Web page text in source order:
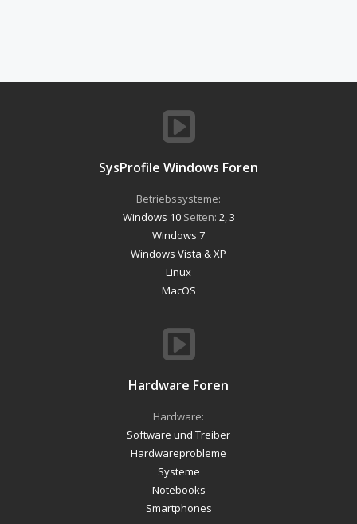
SysProfile Windows Foren
Betriebssysteme:
Windows 10Seiten: 2 3
Windows 7
Windows Vista & XP
Linux
MacOS
Hardware Foren
Hardware:
Software und Treiber
Hardwareprobleme
Systeme
Notebooks
Smartphones